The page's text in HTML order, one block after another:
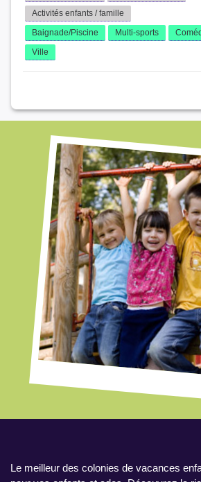
Activités enfants / famille
Baignade/Piscine
Multi-sports
Ville
Le meilleur des colonies de vacances